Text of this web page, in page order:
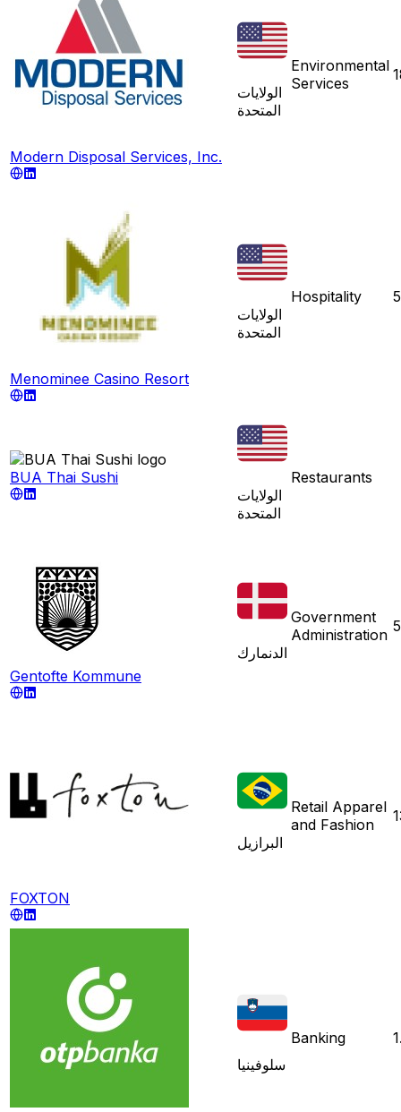
Modern Disposal Services, Inc.
الولايات
المتحدة
Environmental
Services
Menominee Casino Resort
الولايات
المتحدة
Hospitality
BUA Thai Sushi
الولايات
المتحدة
Restaurants
Gentofte Kommune
الدنمارك
Government
Administration
FOXTON
البرازيل
Retail Apparel
and Fashion
سلوفينيا
Banking